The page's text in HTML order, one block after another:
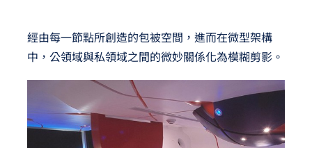
經由每一節點所創造的包被空間，進而在微型架構
中，公領域與私領域之間的微妙關係化為模糊剪影。